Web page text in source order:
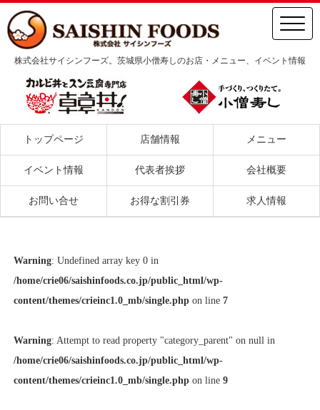
株式会社サイシンフーズ。茨城県小僧寿しのお店・メニュー、イベント情報
トップページ 店舗情報 メニュー
イベント情報 代表者挨拶 会社概要
お問い合せ お得な割引券 求人情報
Warning: Undefined array key 0 in
/home/crie06/saishinfoods.co.jp/public_html/wp-
content/themes/crieinc1.0_mb/single.phpon line 7
Warning: Attempt to read property "category_parent" on null in
/home/crie06/saishinfoods.co.jp/public_html/wp-
content/themes/crieinc1.0_mb/single.phpon line 9